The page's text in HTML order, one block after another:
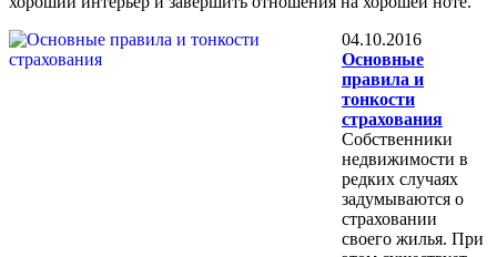
04.10.2016
Основные
правила и
тонкости
страхования
Собственники
недвижимости в
редких случаях
задумываются о
страховании
своего жилья. При